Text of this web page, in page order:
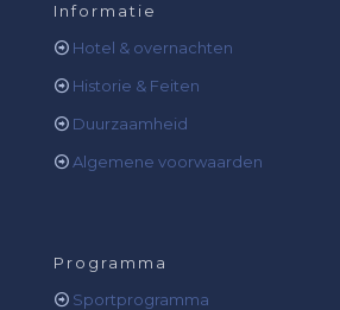
Informatie
Hotel & overnachten
Historie & Feiten
Duurzaamheid
Algemene voorwaarden
Programma
Sportprogramma